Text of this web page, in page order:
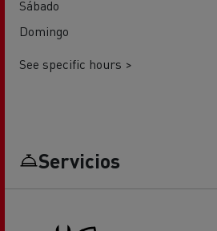
Sábado
Domingo
See specific hours >
Servicios